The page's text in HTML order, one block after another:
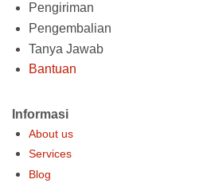
Pengiriman
Pengembalian
Tanya Jawab
Bantuan
Informasi
About us
Services
Blog